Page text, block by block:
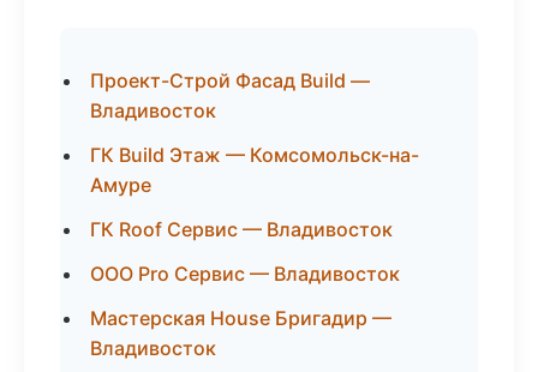
Проект-Строй Фасад Build —
Владивосток
ГК Build Этаж — Комсомольск-на-
Амуре
ГК Roof Сервис — Владивосток
ООО Pro Сервис — Владивосток
Мастерская House Бригадир —
Владивосток